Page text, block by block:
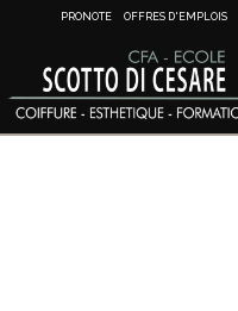
PRONOTE OFFRES D'EMPLOIS